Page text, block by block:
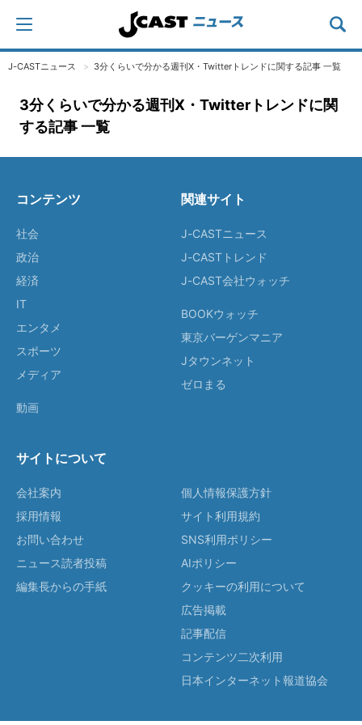
J-CASTニュース 3分くらいで分かる週刊X・Twitterトレンドに関する記事 一覧
3分くらいで分かる週刊X・Twitterトレンドに関
する記事 一覧
コンテンツ
社会
政治
経済
IT
エンタメ
スポーツ
メディア
動画
関連サイト
J-CASTニュース
J-CASTトレンド
J-CAST会社ウォッチ
BOOKウォッチ
東京バーゲンマニア
Jタウンネット
ゼロまる
サイトについて
会社案内
採用情報
お問い合わせ
ニュース読者投稿
編集長からの手紙
個人情報保護方針
サイト利用規約
SNS利用ポリシー
AIポリシー
クッキーの利用について
広告掲載
記事配信
コンテンツ二次利用
日本インターネット報道協会